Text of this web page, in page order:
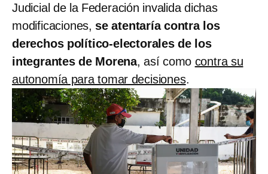
Judicial de la Federación invalida dichas
modificaciones, se atentaría contra los
derechos político-electorales de los
integrantes de Morena, así como contra su
autonomía para tomar decisiones.